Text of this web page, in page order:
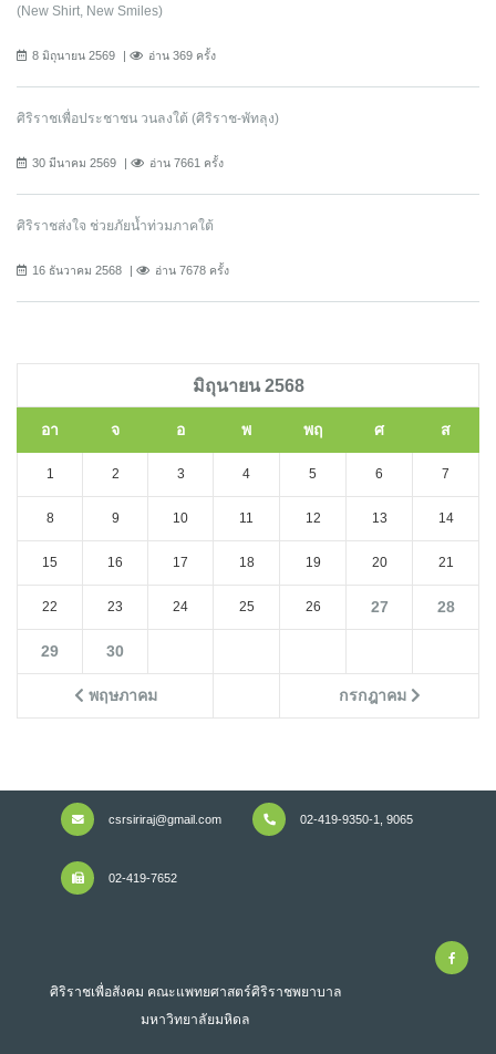
(New Shirt, New Smiles)
8 มิถุนายน 2569 อ่าน 369 ครั้ง
ศิริราชเพื่อประชาชน วนลงใต้ (ศิริราช-พัทลุง)
30 มีนาคม 2569 อ่าน 7661 ครั้ง
ศิริราชส่งใจ ช่วยภัยน้ำท่วมภาคใต้
16 ธันวาคม 2568 อ่าน 7678 ครั้ง
มิถุนายน 2568
อา จ อ พ พฤ ศ ส
พฤษภาคม กรกฎาคม
1 2 3 4 5 6 7
8 9 10 11 12 13 14
15 16 17 18 19 20 21
22 23 24 25 26 27 28
29 30
csrsiriraj@gmail.com 02-419-9350-1, 9065
02-419-7652
ศิริราชเพื่อสังคม คณะแพทยศาสตร์ศิริราชพยาบาล
มหาวิทยาลัยมหิดล